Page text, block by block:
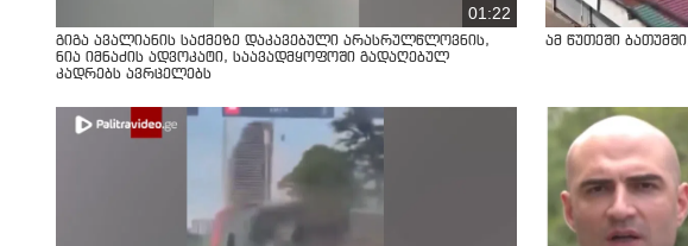
01:22
გიგა ავალიანის საქმეზე დაკავებული არასრულწლოვნის,
ნია იმნაძის ადვოკატი, საავადმყოფოში გადაღებულ
კადრებს ავრცელებს
ამ წუთეში